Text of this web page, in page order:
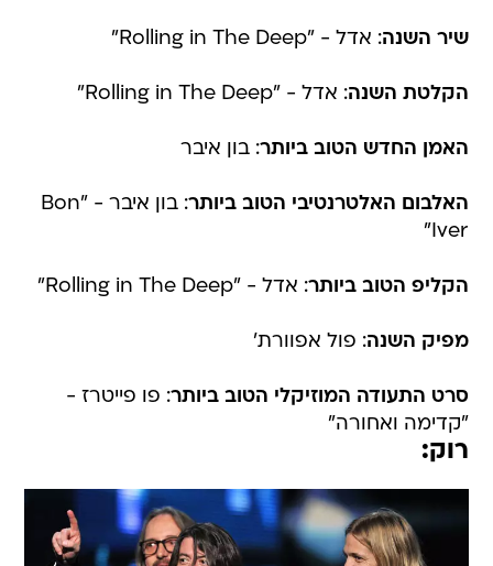
שיר השנה: אדל - "Rolling in The Deep"
הקלטת השנה: אדל - "Rolling in The Deep"
האמן החדש הטוב ביותר: בון איבר
האלבום האלטרנטיבי הטוב ביותר
: בון איבר - "Bon
Iver"
הקליפ הטוב ביותר: אדל - "Rolling in The Deep"
מפיק השנה: פול אפוורת'
סרט התעודה המוזיקלי הטוב ביותר: פו פייטרז -
"קדימה ואחורה"
רוק: